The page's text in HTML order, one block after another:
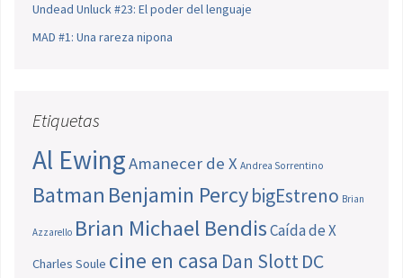
Undead Unluck #23: El poder del lenguaje
MAD #1: Una rareza nipona
Etiquetas
Al EwingAmanecer de X Andrea Sorrentino
Batman Benjamin PercybigEstreno Brian
Azzarello Brian Michael BendisCaída de X
Charles Soule cine en casa Dan SlottDC